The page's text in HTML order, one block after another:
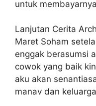
untuk membayarnya
Lanjutan Cerita
Maret Soham
enggak berasumsi
cowok yang baik
aku akan
manav dan